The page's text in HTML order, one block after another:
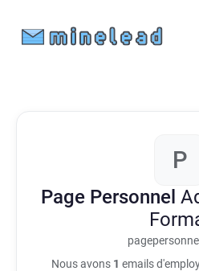
P
Page Personnel
Nous avons 1 emails